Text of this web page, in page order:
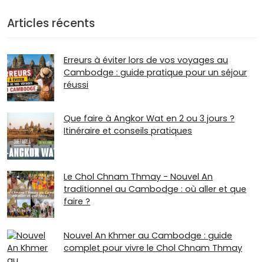
Articles récents
Erreurs à éviter lors de vos voyages au
Cambodge : guide pratique pour un séjour
réussi
Que faire à Angkor Wat en 2 ou 3 jours ?
Itinéraire et conseils pratiques
Le Chol Chnam Thmay - Nouvel An
traditionnel au Cambodge : où aller et que
faire ?
Nouvel An Khmer au Cambodge : guide
complet pour vivre le Chol Chnam Thmay